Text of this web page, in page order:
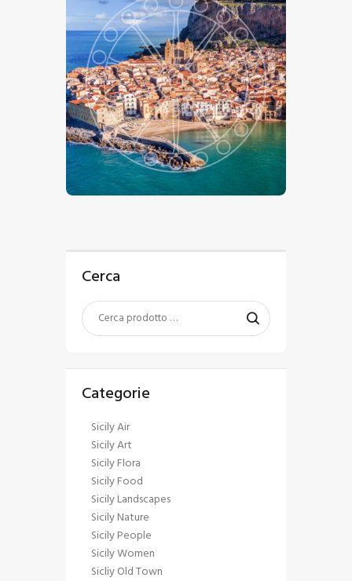
€ 15 00-€24.00
Cerca
Categorie
Sicily Air
Sicily Art
Sicily Flora
Sicily Food
Sicily Landscapes
Sicily Nature
Sicily People
Sicily Women
Sicliy Old Town